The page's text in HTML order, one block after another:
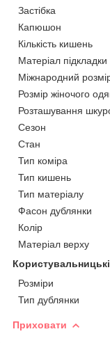
Застібка
Капюшон
Кількість кишень
Матеріал підкладки
Міжнародний
Розмір жіночого
Розташування
Сезон
Стан
Тип коміра
Тип кишень
Тип матеріалу
Фасон дублянки
Колір
Матеріал верху
Розміри
Тип дублянки
Приховати